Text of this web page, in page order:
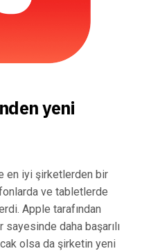
yeni
en iyi şirketlerden bir
ve tabletlerde
Apple tarafından
sayesinde daha başarılı
olsa da şirketin yeni